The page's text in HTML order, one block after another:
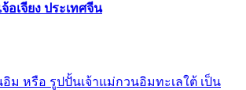
เจียง ประเทศจีน
ม หรือ รูปปั้นเจ้าแม่กวนอิมทะเลใต้ เป็น